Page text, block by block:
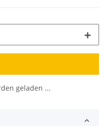
geladen ...